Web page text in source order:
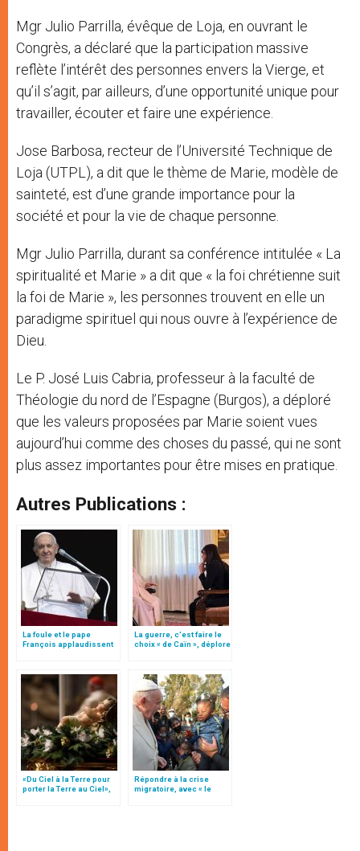
Mgr Julio Parrilla, évêque de Loja, en ouvrant le
Congrès, a déclaré que la participation massive
reflète l’intérêt des personnes envers la Vierge, et
qu’il s’agit, par ailleurs, d’une opportunité unique pour
travailler, écouter et faire une expérience.
Jose Barbosa, recteur de l’Université Technique de
Loja (UTPL), a dit que le thème de Marie, modèle de
sainteté, est d’une grande importance pour la
société et pour la vie de chaque personne.
Mgr Julio Parrilla, durant sa conférence intitulée « La
spiritualité et Marie » a dit que « la foi chrétienne suit
la foi de Marie », les personnes trouvent en elle un
paradigme spirituel qui nous ouvre à l’expérience de
Dieu.
Le P. José Luis Cabria, professeur à la faculté de
Théologie du nord de l’Espagne (Burgos), a déploré
que les valeurs proposées par Marie soient vues
aujourd’hui comme des choses du passé, qui ne sont
plus assez importantes pour être mises en pratique.
Autres Publications :
La foule et le pape
François applaudissent
La guerre, c’est faire le
choix « de Caïn », déplore
«Du Ciel à la Terre pour
porter la Terre au Ciel»,
Répondre à la crise
migratoire, avec « le